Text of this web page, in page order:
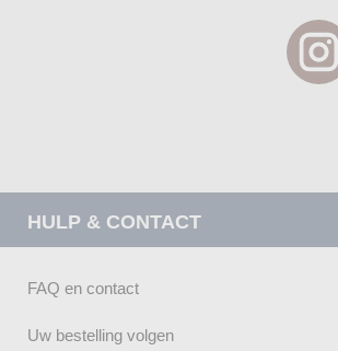
HULP & CONTACT
FAQ en contact
Uw bestelling volgen